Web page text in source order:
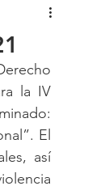
la IV
El
así